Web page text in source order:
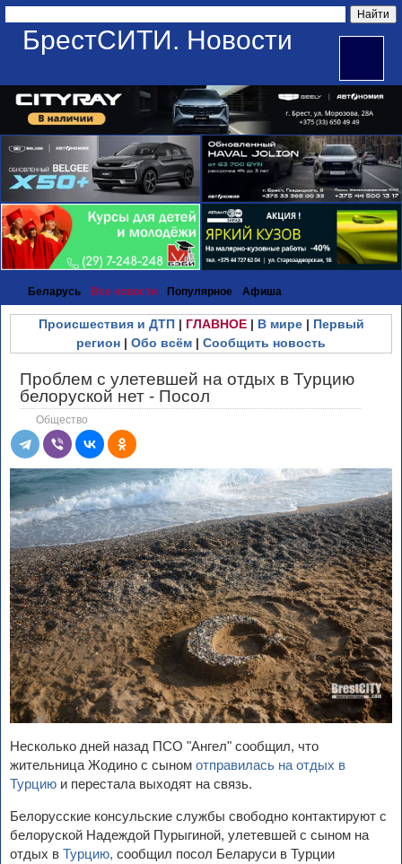
БрестСИТИ. Новости
Беларусь Все новости Популярное Афиша
Происшествия и ДТП| ГЛАВНОЕ| В мире| Первый
регион | Обо всём | Сообщить новость
Проблем с улетевшей на отдых в Турцию
белоруской нет - Посол
Общество
Несколько дней назад ПСО "Ангел" сообщил, что
жительница Жодино с сыном отправилась на отдых в
Турцию и перестала выходят на связь.
Белорусские консульские службы свободно контактируют с
белоруской Надеждой Пурыгиной, улетевшей с сыном на
отдых в Турцию, сообщил посол Беларуси в Турции